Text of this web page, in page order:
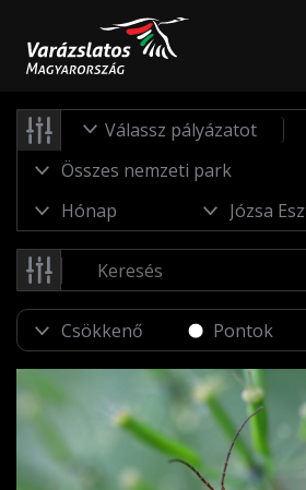
Válassz pályázatot
Pontok